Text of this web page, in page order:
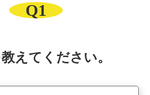
Q1
えてください。